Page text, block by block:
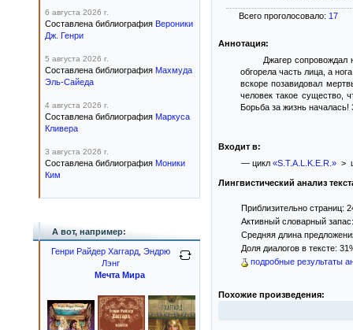
Всего проголосовало: 17
Аннотация:
Джагер
обгорела часть лица, а
вскоре позавидовал
человек такое существо,
Борьба за жизнь началась!
Входит в:
— цикл «S.T.A.L.K.E.R.»>
Лингвистический анализ
Приблизительно страниц:
Активный словарный
Средняя длина
Доля диалогов в тексте:
подробные результаты
Похожие произведения:
6 августа 2026 г.
Составлена библиография Вероники
Дж. Генри
5 августа 2026 г.
Составлена библиография Махмуда
Эль-Сайеда
4 августа 2026 г.
Составлена библиография Маркуса
Кливера
3 августа 2026 г.
Составлена библиография Моники
Ким
А вот, например:
Генри Райдер Хаггард, Эндрю
Лэнг
Мечта Мира